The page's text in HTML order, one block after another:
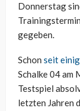
Donnerstag
gegeben.
Schon seit
Schalke 04 am
Testspiel
letzten Jahren